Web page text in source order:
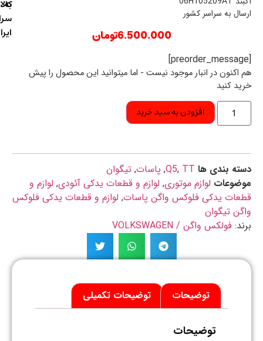
به سراسر کشور
6.500.000تومان
در انبار موجود نیست - اما میتوانید این محصول را پیش
کنید
افزودن به سبد خرید
بندی ها Q5,TT
, پاسات,تیگوان
لوازم موتوری,لوازم و قطعات یدکی آئودی,لوازم و
یدکی فلوکس واگن پاسات,لوازم و قطعات یدکی فلوکس
تیگوان
فولکس واگن / VOLKSWAGEN
سراسر
توضیحات توضیحات تکمیلی
توضیحات